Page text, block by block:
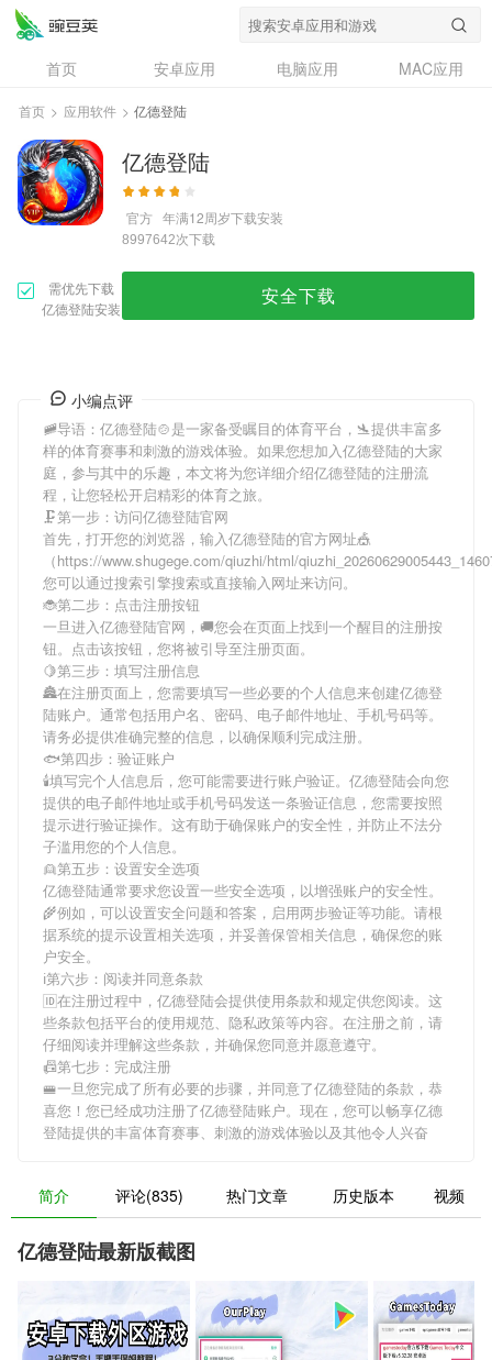
首页 安卓应用 电脑应用
MAC应用
资讯
专题
问答
首页 > 应用软件 > 亿德登陆
亿德登陆
官方 年满12周岁下载安装
8997642次下载
需优先下载
亿德登陆安装
安全下载
小编点评
🚞导语： 亿德登陆🍲是一家备受瞩目的体育平台，🛬提供丰富多
样的体育赛事和刺激的游戏体验。如果您想加入亿德登陆的大家
庭，参与其中的乐趣，本文将为您详细介绍亿德登陆的注册流
程，让您轻松开启精彩的体育之旅。
🗜第一步：访问亿德登陆官网
首先，打开您的浏览器，输入亿德登陆的官方网址🎪
（https://www.shugege.com/qiuzhi/html/
您可以通过搜索引擎搜索或直接输入网址来访问。
🐞第二步：点击注册按钮
一旦进入亿德登陆官网，🚚您会在页面上找到一个醒目的注册按
钮。点击该按钮，您将被引导至注册页面。
🍋第三步：填写注册信息
🏯在注册页面上，您需要填写一些必要的个人信息来创建亿德登
陆账户。通常包括用户名、密码、电子邮件地址、手机号码等。
请务必提供准确完整的信息，以确保顺利完成注册。
🐟第四步：验证账户
🕯填写完个人信息后，您可能需要进行账户验证。 亿德登陆会向您
提供的电子邮件地址或手机号码发送一条验证信息，您需要按照
提示进行验证操作。这有助于确保账户的安全性，并防止不法分
子滥用您的个人信息。
👱第五步：设置安全选项
亿德登陆通常要求您设置一些安全选项，以增强账户的安全性。
🌾例如，可以设置安全问题和答案，启用两步验证等功能。请根
据系统的提示设置相关选项，并妥善保管相关信息，确保您的账
户安全。
ℹ第六步：阅读并同意条款
🆔在注册过程中， 亿德登陆会提供使用条款和规定供您阅读。这
些条款包括平台的使用规范、隐私政策等内容。在注册之前，请
仔细阅读并理解这些条款，并确保您同意并愿意遵守。
📠第七步：完成注册
🚝一旦您完成了所有必要的步骤，并同意了亿德登陆的条款，恭
喜您！您已经成功注册了亿德登陆账户。现在，您可以畅享亿德
登陆提供的丰富体育赛事、刺激的游戏体验以及其他令人兴奋
简介 评论(835) 热门文章 历史版本 视频
亿德登陆最新版截图